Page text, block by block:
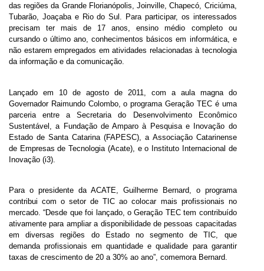
das regiões da Grande Florianópolis, Joinville, Chapecó, Criciúma,
Tubarão, Joaçaba e Rio do Sul. Para participar, os interessados
precisam ter mais de 17 anos, ensino médio completo ou
cursando o último ano, conhecimentos básicos em informática, e
não estarem empregados em atividades relacionadas à tecnologia
da informação e da comunicação.
Lançado em 10 de agosto de 2011, com a aula magna do
Governador Raimundo Colombo, o programa Geração TEC é uma
parceria entre a Secretaria do Desenvolvimento Econômico
Sustentável, a Fundação de Amparo à Pesquisa e Inovação do
Estado de Santa Catarina (FAPESC), a Associação Catarinense
de Empresas de Tecnologia (Acate), e o Instituto Internacional de
Inovação (i3).
Para o presidente da ACATE, Guilherme Bernard, o programa
contribui com o setor de TIC ao colocar mais profissionais no
mercado. “Desde que foi lançado, o Geração TEC tem contribuído
ativamente para ampliar a disponibilidade de pessoas capacitadas
em diversas regiões do Estado no segmento de TIC, que
demanda profissionais em quantidade e qualidade para garantir
taxas de crescimento de 20 a 30% ao ano”, comemora Bernard.